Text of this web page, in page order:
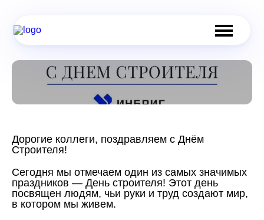
Дорогие коллеги, поздравляем с Днём
Строителя!
Сегодня мы отмечаем один из самых значимых
праздников — День строителя! Этот день
посвящен людям, чьи руки и труд создают мир,
в котором мы живем.